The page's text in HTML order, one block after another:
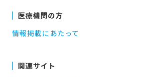
医療機関の方
情報掲載にあたって
関連サイト